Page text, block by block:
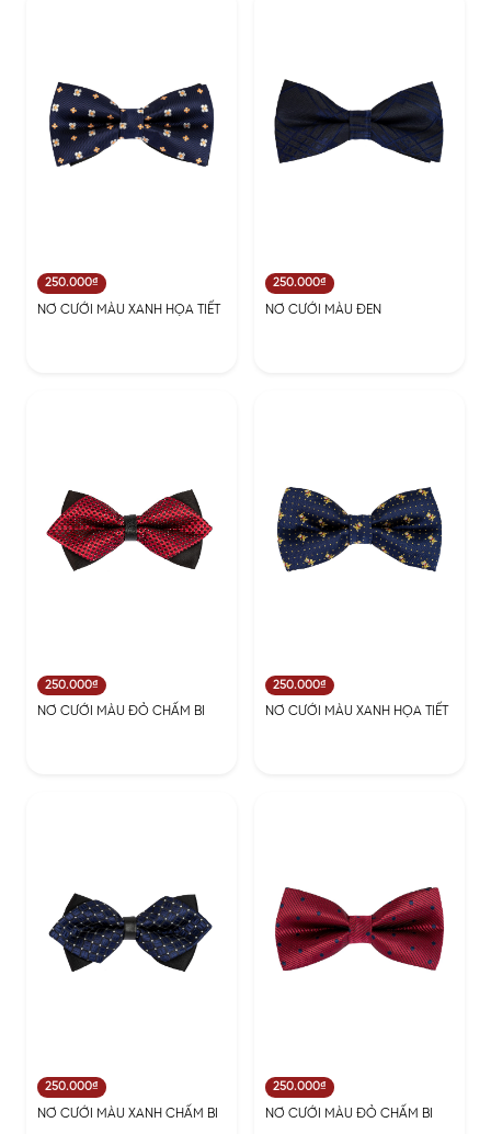
250.000₫
NƠ CƯỚI MÀU XANH HỌA TIẾT
250.000₫
NƠ CƯỚI MÀU ĐEN
250.000₫
NƠ CƯỚI MÀU ĐỎ CHẤM BI
250.000₫
NƠ CƯỚI MÀU XANH HỌA TIẾT
250.000₫
NƠ CƯỚI MÀU XANH CHẤM BI
250.000₫
NƠ CƯỚI MÀU ĐỎ CHẤM BI